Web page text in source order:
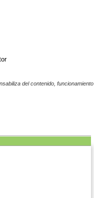
del contenido, funcionamiento